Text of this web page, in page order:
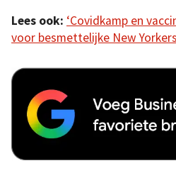
Lees ook: ‘Covidkamp en
voor besmettelijke New